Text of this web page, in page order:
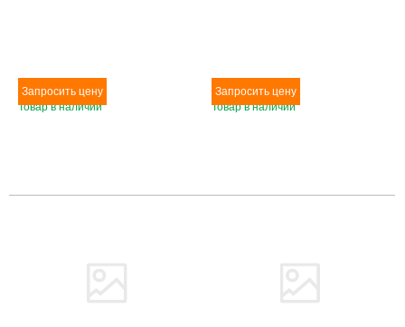
Товар в наличии Товар в наличии